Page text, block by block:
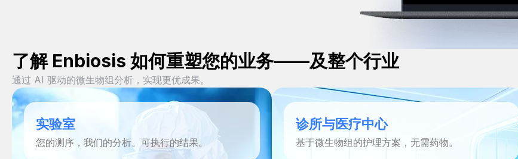
了解 Enbiosis 如何重塑您的业务——及整个行业
通过 AI 驱动的微生物组分析，实现更优成果。
实验室
您的测序，我们的分析。可执行的结果。
诊所与医疗中心
基于微生物组的护理方案，无需药物。